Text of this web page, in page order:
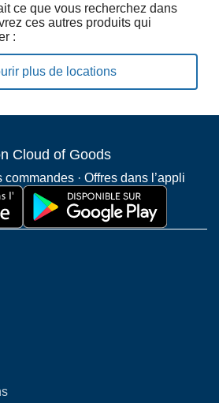
ce que vous recherchez dans
ces autres produits qui
:
plus de locations
Cloud of Goods
commandes · Offres dans l’appli